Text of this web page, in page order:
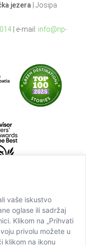
vaše iskustvo
oglase ili sadržaj
Klikom na „Prihvati
privolu možete u
klikom na ikonu
jezera | Josipa
| e-mail: info@np-